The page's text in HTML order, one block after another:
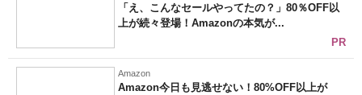
「え、こんなセールやってたの？」80％OFF以
上が続々登場！Amazonの本気が...
PR
Amazon
Amazon今日も見逃せない！80%OFF以上が